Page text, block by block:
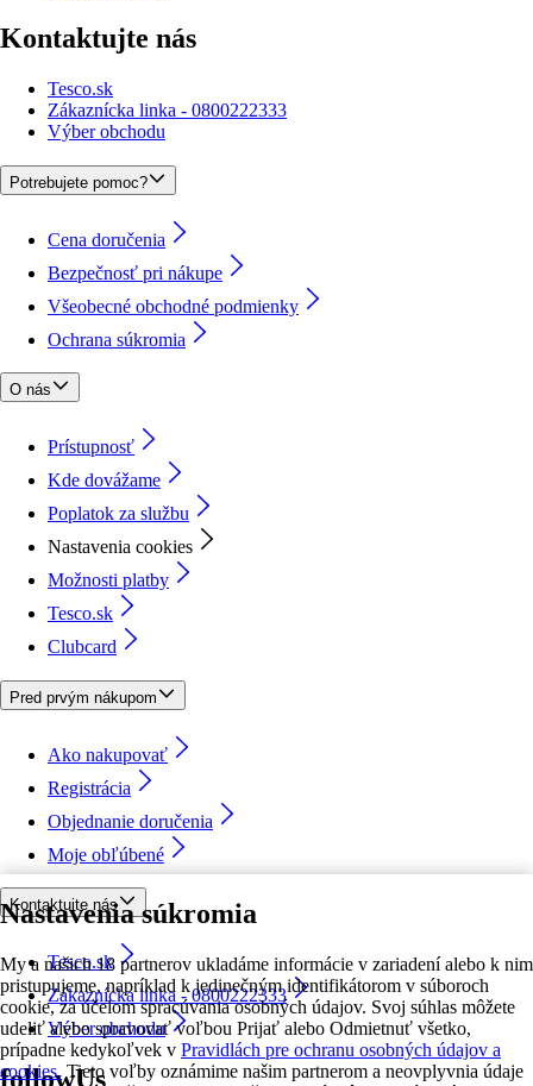
Nastavenia súkromia
My a našich 18 partnerov ukladáme informácie v zariadení alebo k nim
pristupujeme, napríklad k jedinečným identifikátorom v súboroch
cookie, za účelom spracúvania osobných údajov. Svoj súhlas môžete
udeliť alebo spravovať voľbou Prijať alebo Odmietnuť všetko,
prípadne kedykoľvek v Pravidlách pre ochranu osobných údajov a
cookies. Tieto voľby oznámime našim partnerom a neovplyvnia údaje
Kontaktujte nás
Tesco.sk
Zákaznícka linka - 0800222333
Výber obchodu
Potrebujete pomoc?
Cena doručenia
Bezpečnosť pri nákupe
Všeobecné obchodné podmienky
Ochrana súkromia
O nás
Prístupnosť
Kde dovážame
Poplatok za službu
Nastavenia cookies
Možnosti platby
Tesco.sk
Clubcard
Pred prvým nákupom
Ako nakupovať
Registrácia
Objednanie doručenia
Moje obľúbené
Kontaktujte nás
Tesco.sk
Zákaznícka linka - 0800222333
Výber obchodu
followUs